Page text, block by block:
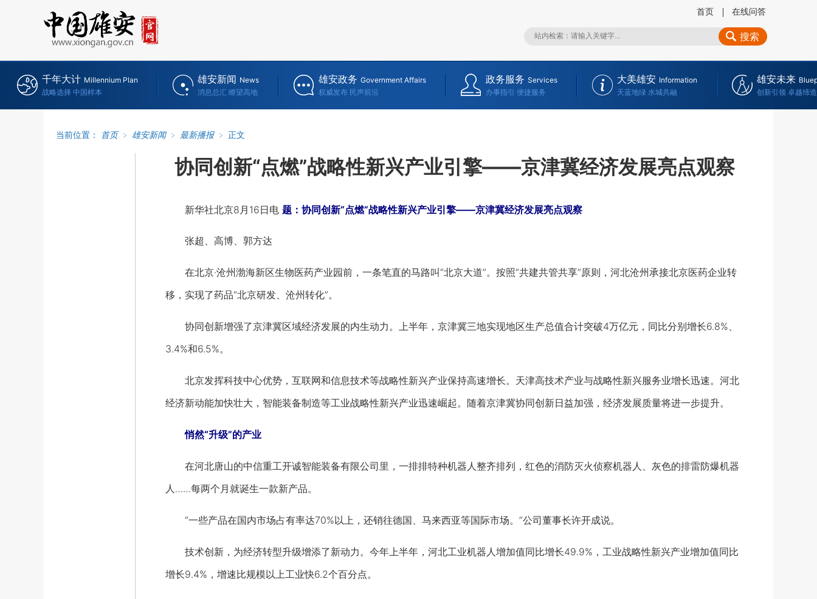
首页 在线问答
搜索
千年大计 Millennium Plan
战略选择 中国样本
雄安新闻 News
消息总汇 瞭望高地
雄安政务 Government Affairs
权威发布 民声前沿
政务服务 Services
办事指引 便捷服务
大美雄安 Information
天蓝地绿 水城共融
雄安未来
创新引领 卓越缔造
当前位置： 首页 > 雄安新闻 > 最新播报 > 正文
协同创新“点燃”战略性新兴产业引擎——京津冀经济发展亮点观察
新华社北京8月16日电 题：协同创新“点燃”战略性新兴产业引擎——京津冀经济发展亮点观察
张超、高博、郭方达
在北京·沧州渤海新区生物医药产业园前，一条笔直的马路叫“北京大道”。按照“共建共管共享”原则，河北沧州承接北京医药企业转
移，实现了药品“北京研发、沧州转化”。
协同创新增强了京津冀区域经济发展的内生动力。上半年，京津冀三地实现地区生产总值合计突破4万亿元，同比分别增长6.8%、
3.4%和6.5%。
北京发挥科技中心优势，互联网和信息技术等战略性新兴产业保持高速增长。天津高技术产业与战略性新兴服务业增长迅速。河北
经济新动能加快壮大，智能装备制造等工业战略性新兴产业迅速崛起。随着京津冀协同创新日益加强，经济发展质量将进一步提升。
悄然“升级”的产业
在河北唐山的中信重工开诚智能装备有限公司里，一排排特种机器人整齐排列，红色的消防灭火侦察机器人、灰色的排雷防爆机器
人……每两个月就诞生一款新产品。
“一些产品在国内市场占有率达70%以上，还销往德国、马来西亚等国际市场。”公司董事长许开成说。
技术创新，为经济转型升级增添了新动力。今年上半年，河北工业机器人增加值同比增长49.9%，工业战略性新兴产业增加值同比
增长9.4%，增速比规模以上工业快6.2个百分点。